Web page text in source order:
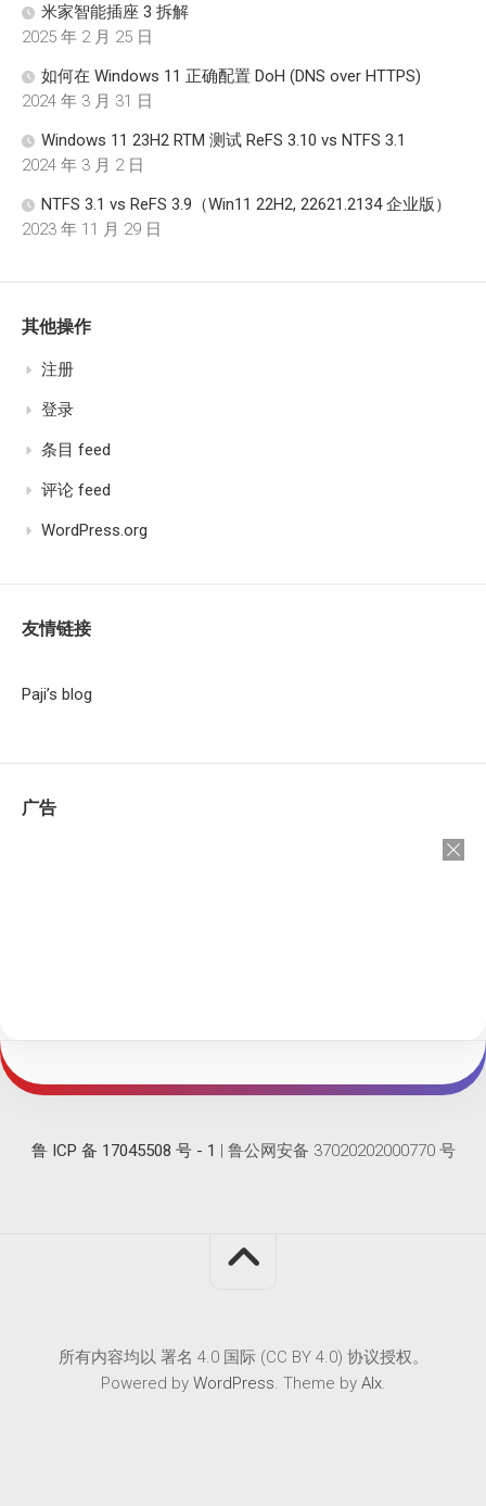
米家智能插座 3 拆解
2025 年 2 月 25 日
如何在 Windows 11 正确配置 DoH (DNS over HTTPS)
2024 年 3 月 31 日
Windows 11 23H2 RTM 测试 ReFS 3.10 vs NTFS 3.1
2024 年 3 月 2 日
NTFS 3.1 vs ReFS 3.9（Win11 22H2, 22621.2134 企业版）
2023 年 11 月 29 日
其他操作
注册
登录
条目 feed
评论 feed
WordPress.org
友情链接
Paji’s blog
广告
鲁 ICP 备 17045508 号 - 1 | 鲁公网安备 37020202000770 号
所有内容均以 署名 4.0 国际 (CC BY 4.0) 协议授权。
Powered by WordPress. Theme by Alx.